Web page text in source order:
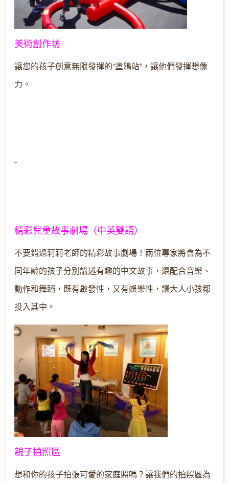
美術創作坊
讓您的孩子創意無限發揮的“塗鴉站”，讓他們發揮想像
力。
精彩兒童故事劇場（中英雙語）
不要錯過莉莉老師的精彩故事劇場！兩位專家將會為不
同年齡的孩子分別講述有趣的中文故事，還配合音樂、
動作和舞蹈，既有啟發性，又有娛樂性，讓大人小孩都
投入其中。
親子拍照區
想和你的孩子拍張可愛的家庭照嗎？讓我們的拍照區為